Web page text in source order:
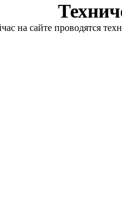
на сайте проводятся